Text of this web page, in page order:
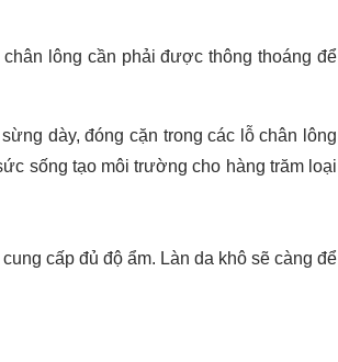
lông cần phải được thông thoáng để
dày, đóng cặn trong các lỗ chân lông
sống tạo môi trường cho hàng trăm loại
cấp đủ độ ẩm. Làn da khô sẽ càng để